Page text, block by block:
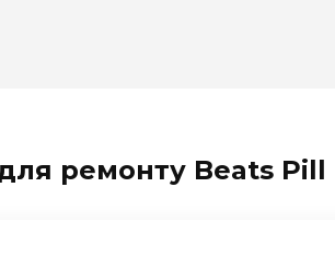
ремонту Beats Pill